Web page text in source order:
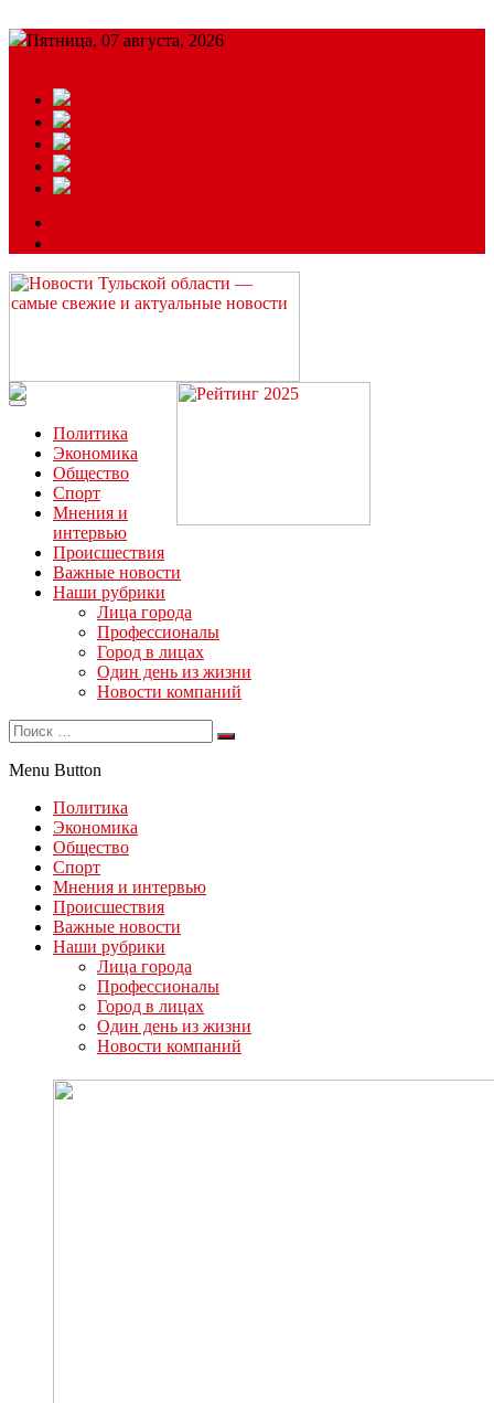
Пятница, 07 августа, 2026
Читайте последние новости дня в Тульской области на сайте
“ЗаНовомосковск”
Политика
Экономика
Общество
Спорт
Мнения и
интервью
Происшествия
Важные новости
Наши рубрики
Лица города
Профессионалы
Город в лицах
Один день из жизни
Новости компаний
Menu Button
Политика
Экономика
Общество
Спорт
Мнения и интервью
Происшествия
Важные новости
Наши рубрики
Лица города
Профессионалы
Город в лицах
Один день из жизни
Новости компаний